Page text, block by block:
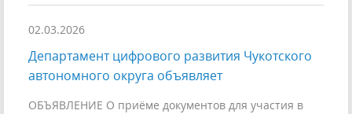
02.03.2026
Департамент цифрового развития Чукотского
автономного округа объявляет
ОБЪЯВЛЕНИЕ О приёме документов для участия в